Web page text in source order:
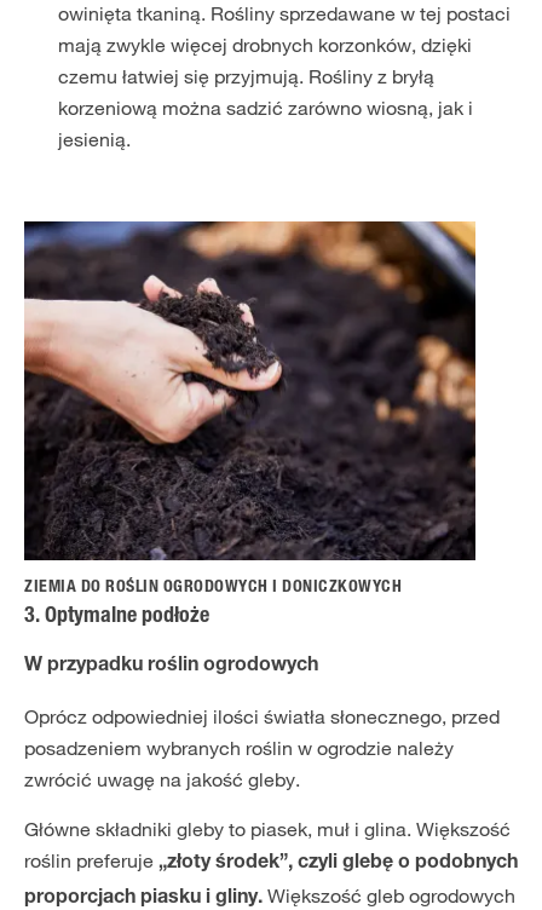
owinięta tkaniną. Rośliny sprzedawane w tej postaci
mają zwykle więcej drobnych korzonków, dzięki
czemu łatwiej się przyjmują. Rośliny z bryłą
korzeniową można sadzić zarówno wiosną, jak i
jesienią.
ZIEMIA DO ROŚLIN OGRODOWYCH I DONICZKOWYCH
3. Optymalne podłoże
W przypadku roślin ogrodowych
Oprócz odpowiedniej ilości światła słonecznego, przed
posadzeniem wybranych roślin w ogrodzie należy
zwrócić uwagę na jakość gleby.
Główne składniki gleby to piasek, muł i glina. Większość
roślin preferuje „złoty środek”, czyli glebę o podobnych
proporcjach piasku i gliny. Większość gleb ogrodowych